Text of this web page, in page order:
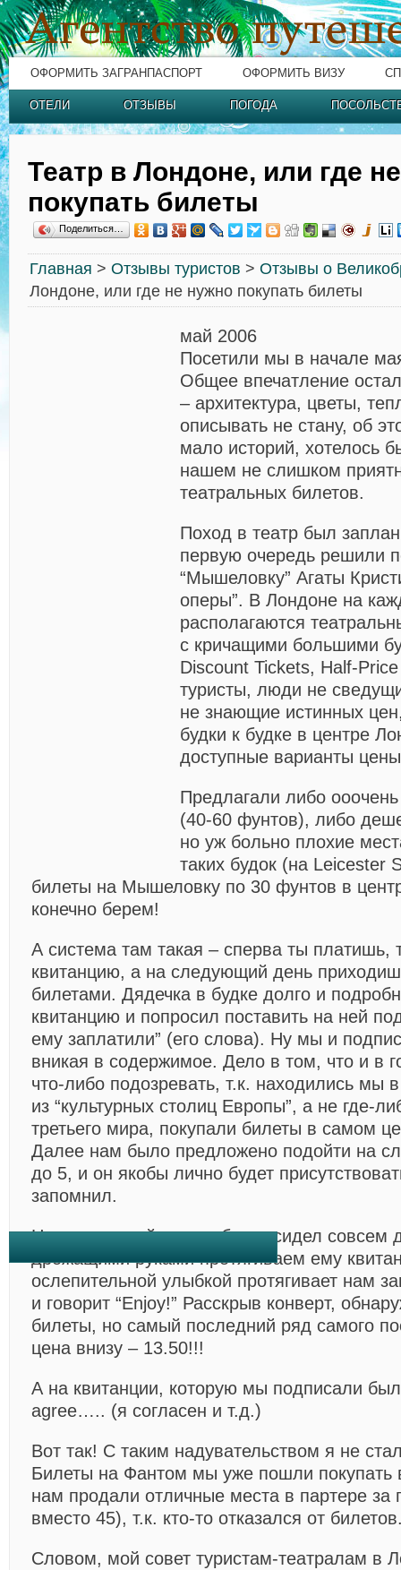
ОФОРМИТЬ ЗАГРАНПАСПОРТ ОФОРМИТЬ ВИЗУ
ОТЕЛИ ОТЗЫВЫ ПОГОДА
Театр в Лондоне, или где
покупать билеты
Поделиться…
Главная > Отзывы туристов > Отзывы о
Лондоне, или где не нужно покупать билеты
май 2006
Посетили мы в начале
Общее впечатление
– архитектура, цветы,
описывать не стану, об
мало историй, хотелось
нашем не слишком
театральных билетов.
Поход в театр был
первую очередь решили
“Мышеловку” Агаты
оперы”. В Лондоне на
располагаются
с кричащими большими
Discount Tickets, Half-
туристы, люди не
не знающие истинных
будки к будке в центре
доступные варианты
Предлагали либо
(40-60 фунтов), либо
но уж больно плохие
таких будок (на Leicester
билеты на Мышеловку по 30 фунтов в
конечно берем!
А система там такая – сперва ты платишь,
квитанцию, а на следующий день
билетами. Дядечка в будке долго и
квитанцию и попросил поставить на ней
ему заплатили” (его слова). Ну мы и
вникая в содержимое. Дело в том, что и в
что-либо подозревать, т.к. находились мы
из “культурных столиц Европы”, а не где-
третьего мира, покупали билеты в самом
Далее нам было предложено подойти на
до 5, и он якобы лично будет
запомнил.
На следующий день в будке сидел совсем
дрожащими руками протягиваем ему
ослепительной улыбкой протягивает нам
и говорит “Enjoy!” Расскрыв конверт,
билеты, но самый последний ряд самого
цена внизу – 13.50!!!
А на квитанции, которую мы подписали
agree….. (я согласен и т.д.)
Вот так! С таким надувательством я не
Билеты на Фантом мы уже пошли покупать
нам продали отличные места в партере за
вместо 45), т.к. кто-то отказался от
Словом, мой совет туристам-театралам в